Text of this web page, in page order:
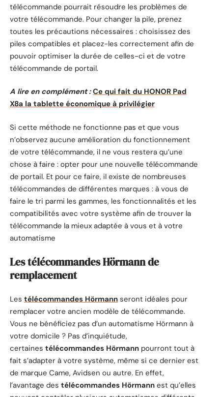
télécommande pourrait résoudre les problèmes de
votre télécommande. Pour changer la pile, prenez
toutes les précautions nécessaires : choisissez des
piles compatibles et placez-les correctement afin de
pouvoir optimiser la durée de celles-ci et de votre
télécommande de portail.
A lire en complément : Ce qui fait du HONOR Pad
X8a la tablette économique à privilégier
Si cette méthode ne fonctionne pas et que vous
n’observez aucune amélioration du fonctionnement
de votre télécommande, il ne vous restera qu’une
chose à faire : opter pour une nouvelle télécommande
de portail. Et pour ce faire, il existe de nombreuses
télécommandes de différentes marques : à vous de
faire le tri parmi les gammes, les fonctionnalités et les
compatibilités avec votre système afin de trouver la
télécommande la mieux adaptée à vous et à votre
automatisme
Les télécommandes Hörmann de
remplacement
Les télécommandes Hörmann seront idéales pour
remplacer votre ancien modèle de télécommande.
Vous ne bénéficiez pas d’un automatisme Hörmann à
votre domicile ? Pas d’inquiétude,
certaines télécommandes Hörmann pourront tout à
fait s’adapter à votre système, même si ce dernier est
de marque Came, Avidsen ou autre. En effet,
l’avantage des télécommandes Hörmann est qu’elles